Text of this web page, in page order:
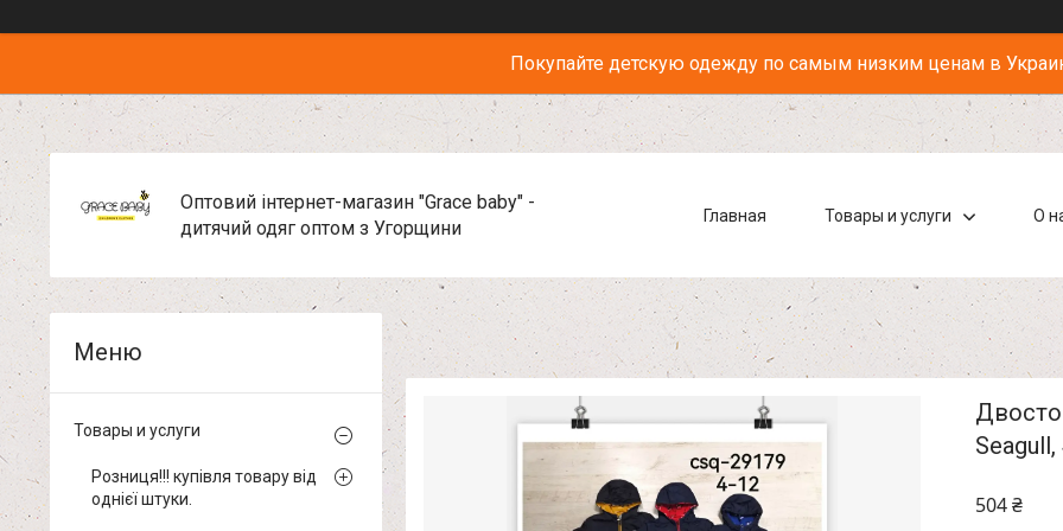
Покупайте детскую одежду по самым низким ценам в
Оптовий інтернет-магазин "Grace baby" -
дитячий одяг оптом з Угорщини
Главная Товары и услуги О
504 ₴
Товары и услуги
Розниця!!! купівля товару від
однієї штуки.